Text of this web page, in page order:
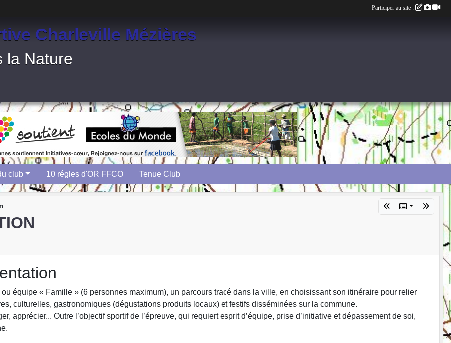
Charleville Mézières
la Nature
club 10 régles d'OR FFCO Tenue Club
équipe « Famille » (6 personnes maximum), un parcours tracé dans la ville, en choisissant son itinéraire pour relier
culturelles, gastronomiques (dégustations produits locaux) et festifs disséminées sur la commune.
apprécier... Outre l’objectif sportif de l’épreuve, qui requiert esprit d’équipe, prise d’initiative et dépassement de soi,
Participer au site :